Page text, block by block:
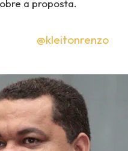
a proposta.
@kleitonrenzo